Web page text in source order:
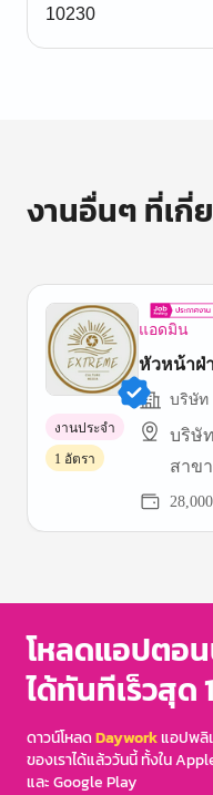
10230
งานอื่นๆ ที่เกี่
แอดมิน
หัวหน้าฝ่
บริษัท
บริษั
สาข
งานประจำ
1 อัตรา
of
โหลดแอปตอ
ได้ทันทีเร็วสุด
ดาวน์โหลดDayworkแอปพลิ
ของเราได้แล้ววันนี้ ทั้งใน
และ Google Play